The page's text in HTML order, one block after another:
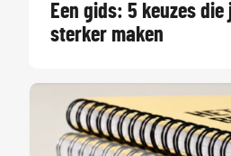
Een gids: 5 keuzes
sterker maken